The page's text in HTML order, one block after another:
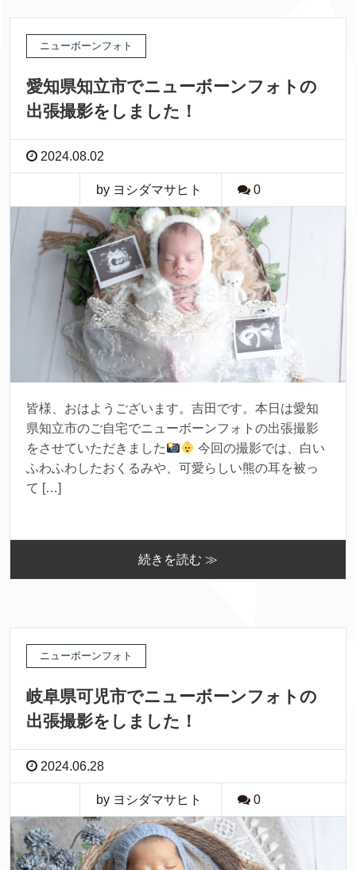
ニューボーンフォト
愛知県知立市でニューボーンフォトの
出張撮影をしました！
2024.08.02
by ヨシダマサヒト 0
皆様、おはようございます。吉田です。本日は愛知
県知立市のご自宅でニューボーンフォトの出張撮影
をさせていただきました
今回の撮影では、白い
ふわふわしたおくるみや、可愛らしい熊の耳を被っ
て […]
続きを読む ≫
ニューボーンフォト
岐阜県可児市でニューボーンフォトの
出張撮影をしました！
2024.06.28
by ヨシダマサヒト 0